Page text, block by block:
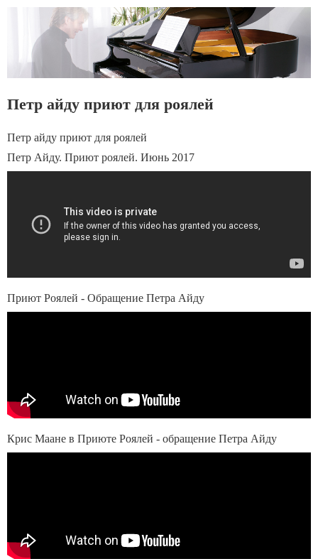
Петр айду приют для роялей
Петр айду приют для роялей
Петр Айду. Приют роялей. Июнь 2017
Приют Роялей - Обращение Петра Айду
Крис Маане в Приюте Роялей - обращение Петра Айду